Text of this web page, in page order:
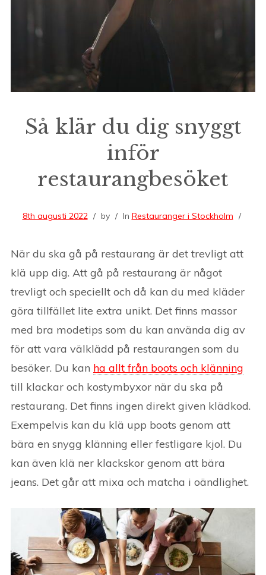
Så klär du dig snyggt
inför
restaurangbesöket
8th augusti 2022 by In Restauranger i Stockholm
När du ska gå på restaurang är det trevligt att
klä upp dig. Att gå på restaurang är något
trevligt och speciellt och då kan du med kläder
göra tillfället lite extra unikt. Det finns massor
med bra modetips som du kan använda dig av
för att vara välklädd på restaurangen som du
besöker. Du kan ha allt från boots och klänning
till klackar och kostymbyxor när du ska på
restaurang. Det finns ingen direkt given klädkod.
Exempelvis kan du klä upp boots genom att
bära en snygg klänning eller festligare kjol. Du
kan även klä ner klackskor genom att bära
jeans. Det går att mixa och matcha i oändlighet.